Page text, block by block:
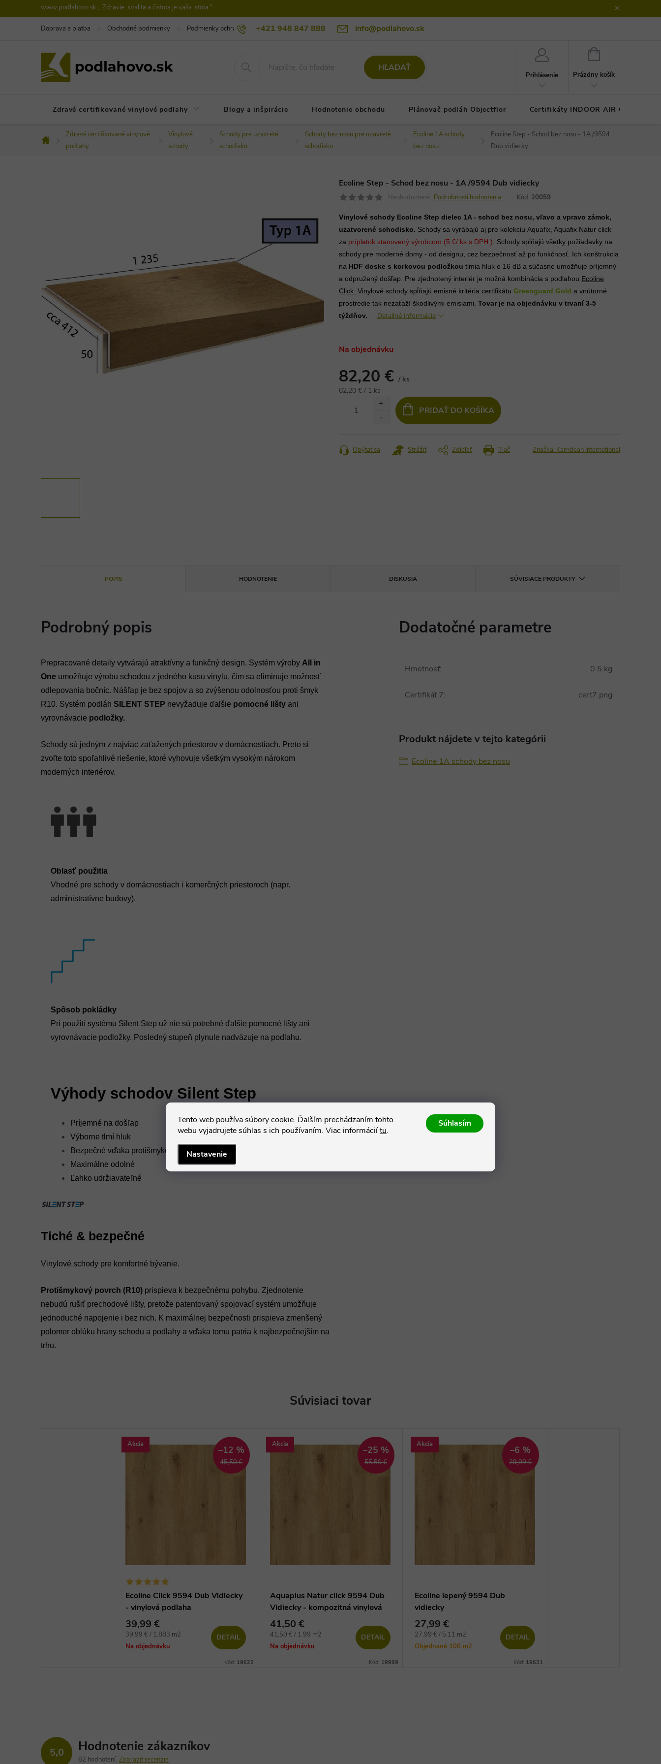
Tento web používa súbory cookie. Ďalším prechádzaním tohto
webu vyjadrujete súhlas s ich používaním. Viac informáciítu.
Nastavenie
Súhlasím
na
www.podlahovo.sk ,, Zdravie, kvalita a čistota je vaša istota "
+421 948 847 888 info@podlahovo.sk
Doprava a platba Obchodné podmienky Podmienky ochrany osobných údajov podlahovo.sk Reklamačné podmienky
HĽADAŤ
Prihlásenie
NÁKUPNÝ
Prázdny košík
Zdravé certifikované vinylové podlahy Blogy a inšpirácie Hodnotenie obchodu Plánovač podláh Objectflor Certifikáty INDOOR AIR COMFORT
Domov
Zdravé certifikované vinylové
podlahy
Vinylové
schody
Schody pre uzavreté
schodisko
Schody bez nosu pre uzavreté
schodisko
Ecoline 1A schody
bez nosu
Ecoline Step - Schod bez nosu - 1A /9594
Dub vidiecky
Ecoline Step - Schod bez nosu - 1A /9594 Dub vidiecky
Neohodnotené Podrobnosti hodnotenia Kód: 20059
Vinylové schody Ecoline Step dielec 1A - schod bez nosu, vľavo a vpravo zámok,
uzatvorené schodisko. Schody sa vyrábajú aj pre kolekciu Aquafix, Aquafix Natur click
za príplatok stanovený výrobcom (5 €/ ks s DPH ).
Schody spĺňajú všetky požiadavky na
schody pre moderné domy - od designu, cez bezpečnosť až po funkčnosť. Ich konštrukcia
na HDF doske s korkovou podložkou tlmia hluk o 16 dB a súčasne umožňuje príjemný
a odpružený došľap. Pre zjednotený interiér je možná kombinácia s podlahou Ecoline
Click. Vinylové schody spĺňajú emisné kritéria certifikátu Greenguard Gold a vnútorné
prostredie tak nezaťaží škodlivými emisiami. Tovar je na objednávku v trvaní 3-5
týždňov.
Detailné informácie
Na objednávku
82,20 € / ks
Jednotková
82,20 € / 1 ks
PRIDAŤ DO KOŠÍKA
Tlač
Opýtať sa Strážiť Zdieľať Značka: Karndean International
POPIS HODNOTENIE DISKUSIA SÚVISIACE PRODUKTY
Podrobný popis
Prepracované detaily vytvárajú atraktívny a funkčný design. Systém výroby All in
One umožňuje výrobu schodou z jedného kusu vinylu, čím sa eliminuje možnosť
odlepovania bočníc. Nášľap je bez spojov a so zvýšenou odolnosťou proti šmyk
R10. Systém podláh SILENT STEP nevyžaduje ďalšie pomocné lišty ani
vyrovnávacie podložky.
Schody sú jedným z najviac zaťažených priestorov v domácnostiach. Preto si
zvoľte toto spoľahlivé riešenie, ktoré vyhovuje všetkým vysokým nárokom
moderných interiérov.
Oblasť použitia
Vhodné pre schody v domácnostiach i komerčných priestoroch (napr.
administratívne budovy).
Spôsob pokládky
Pri použití systému Silent Step už nie sú potrebné ďalšie pomocné lišty ani
vyrovnávacie podložky. Posledný stupeň plynule nadväzuje na podlahu.
Výhody schodov Silent Step
Príjemné na došľap
Výborne tlmí hluk
Bezpečné vďaka protišmykovému povrchu
Maximálne odolné
Ľahko udržiavateľné
Tiché & bezpečné
Vinylové schody pre komfortné bývanie.
Protišmykový povrch (R10) prispieva k bezpečnému pohybu. Zjednotenie
nebudú rušiť prechodové lišty, pretože patentovaný spojovací systém umožňuje
jednoduché napojenie i bez nich. K maximálnej bezpečnosti prispieva zmenšený
polomer oblúku hrany schodu a podlahy a vďaka tomu patria k najbezpečnejším na
trhu.
Dodatočné parametre
Hmotnosť: 0.5 kg
Certifikát 7: cert7.png
Produkt nájdete v tejto kategórii
Ecoline 1A schody bez nosu
Súvisiaci tovar
Akcia
45,50 €
–12 %
Ecoline Click 9594 Dub Vidiecky
- vinylová podlaha
39,99 €
Jednotková
cena:
39,99 € / 1.883 m2
Na objednávku
DETAIL
Kód: 19622
Akcia
55,50 €
–25 %
Aquaplus Natur click 9594 Dub
Vidiecky - kompozitná vinylová
podlaha
41,50 €
Jednotková
cena:
41,50 € / 1.99 m2
Na objednávku
DETAIL
Kód: 19999
Akcia
29,99 €
–6 %
Ecoline lepený 9594 Dub
vidiecky
27,99 €
Jednotková
cena:
27,99 € / 5.11 m2
Objednané 100 m2
DETAIL
Kód: 19631
5,0 Hodnotenie zákazníkov
62 hodnotení Zobraziť recenzie